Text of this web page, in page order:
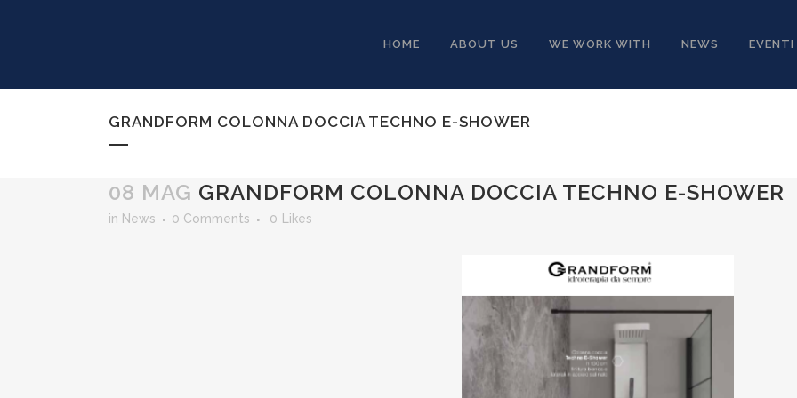
HOME ABOUT US WE WORK WITH NEWS EVENTI
GRANDFORM COLONNA DOCCIA TECHNO E-SHOWER
08 MAG GRANDFORM COLONNA DOCCIA TECHNO E-SHOWER
in News 0 Comments 0 Likes